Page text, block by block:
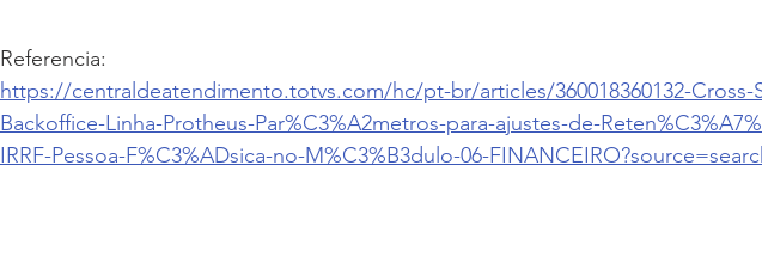
Referencia:
https://centraldeatendimento.totvs.com/hc/pt-br/articles/360018360132-Cross-
Backoffice-Linha-Protheus-Par%C3%A2metros-para-ajustes-de-
IRRF-Pessoa-F%C3%ADsica-no-M%C3%B3dulo-06-